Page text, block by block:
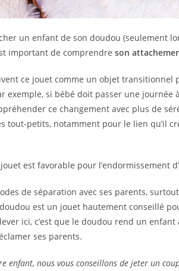
un enfant de son doudou (seulement
important de comprendre son
ce jouet comme un objet transitionnel
exemple, si bébé doit passer une journée
ce changement avec plus de
tout-petits, notamment pour le lien qu’il
est favorable pour l’endormissement
de séparation avec ses parents,
est un jouet hautement conseillé
ici, c’est que le doudou rend un
ses parents.
enfant, nous vous conseillons de jeter un